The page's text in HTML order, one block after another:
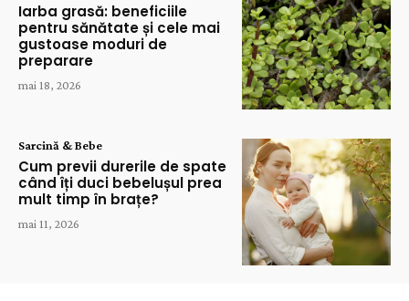
Iarba grasă: beneficiile
pentru sănătate și cele mai
gustoase moduri de
preparare
mai 18, 2026
Sarcină & Bebe
Cum previi durerile de spate
când îți duci bebelușul prea
mult timp în brațe?
mai 11, 2026